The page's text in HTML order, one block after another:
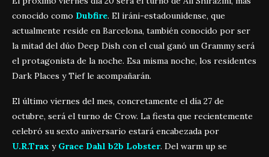
conocido como Dubfire. El iráni-estadounidense, que
actualmente reside en Barcelona, también conocido por ser
la mitad del dúo Deep Dish con el cual ganó un Grammy será
el protagonista de la noche. Esa misma noche, los residentes
Dark Places y Tief le acompañarán.
El último viernes del mes, concretamente el día 27 de
octubre, será el turno de Crow. La fiesta que recientemente
celebró su sexto aniversario estará encabezada por
U.R.Trax y Grace Dahl b2b Lobster. Del warm up se